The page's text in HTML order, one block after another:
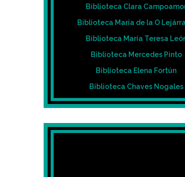
Biblioteca Clara
Biblioteca María de la O
Biblioteca María Teresa
Biblioteca Mercedes Pinto
Biblioteca Elena Fortún
Biblioteca Chaves Nogales